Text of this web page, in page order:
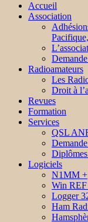
Accueil
Association
Radioamateurs
Les
Droit à
Revues
Formation
Services
QSL
Logiciels
N1MM +
Win
Logger
Ham